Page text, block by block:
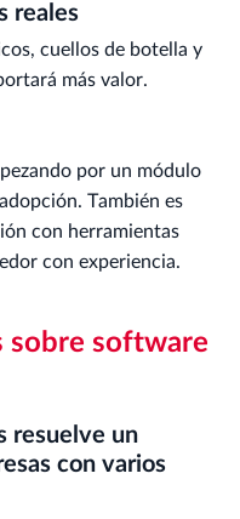
reales
cuellos de botella y
más valor.
por un módulo
También es
con herramientas
con experiencia.
sobre software
resuelve un
con varios